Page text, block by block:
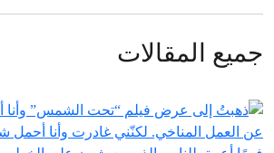
جميع المقالات